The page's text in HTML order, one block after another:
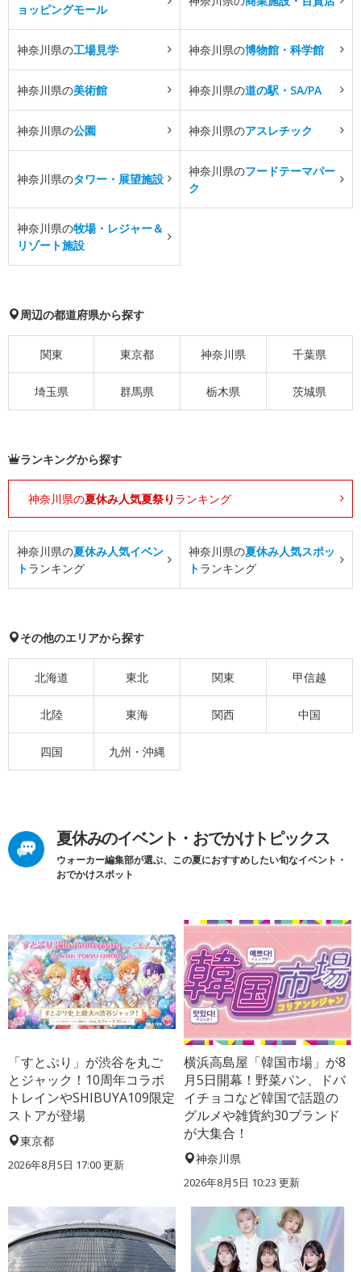
ョッピングモール
神奈川県の工場見学 神奈川県の博物館・科学館
神奈川県の美術館 神奈川県の道の駅・SA/PA
神奈川県の公園 神奈川県のアスレチック
神奈川県のタワー・展望施設
神奈川県のフードテーマパー
ク
神奈川県の牧場・レジャー＆
リゾート施設
周辺の都道府県から探す
関東 東京都 神奈川県 千葉県
埼玉県 群馬県 栃木県 茨城県
ランキングから探す
神奈川県の夏休み人気夏祭り ランキング
神奈川県の夏休み人気イベン
トランキング
神奈川県の夏休み人気スポッ
トランキング
その他のエリアから探す
北海道 東北 関東 甲信越
北陸 東海 関西 中国
四国 九州・沖縄
夏休みのイベント・おでかけトピックス
ウォーカー編集部が選ぶ、この夏におすすめしたい旬なイベント・
おでかけスポット
「すとぷり」が渋谷を丸ご
とジャック！10周年コラボ
トレインやSHIBUYA109限定
ストアが登場
東京都
2026年8月5日 17:00更新
横浜高島屋「韓国市場」が8
月5日開幕！野菜パン、ドバ
イチョコなど韓国で話題の
グルメや雑貨約30ブランド
が大集合！
神奈川県
2026年8月5日 10:23 更新